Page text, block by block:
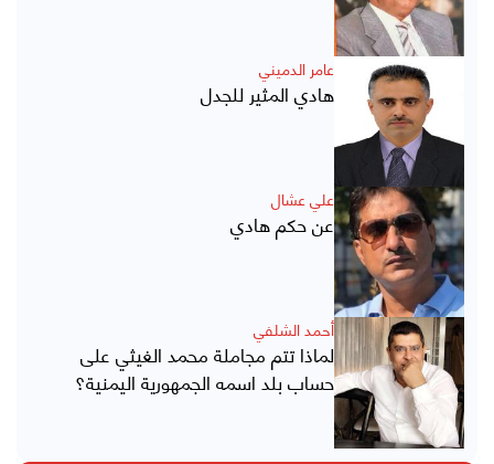
عامر الدميني
هادي المثير للجدل
علي عشال
عن حكم هادي
أحمد الشلفي
لماذا تتم مجاملة محمد الغيثي على
حساب بلد اسمه الجمهورية اليمنية؟